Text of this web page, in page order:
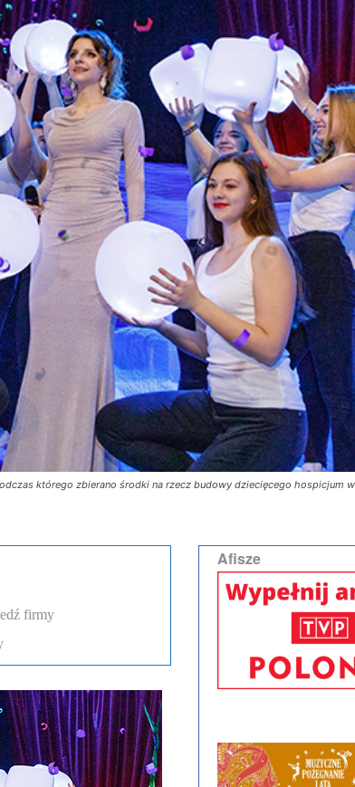
którego zbierano środki na rzecz budowy dziecięcego hospicjum
firmy
Afisze